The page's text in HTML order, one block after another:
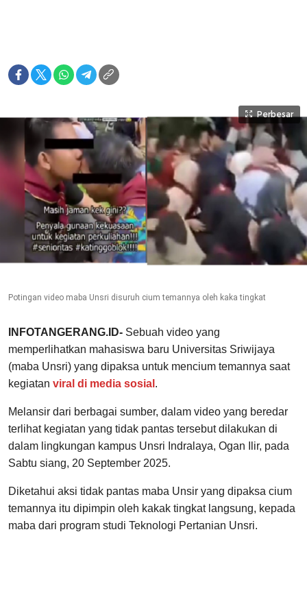
Perbesar
Potingan video maba Unsri disuruh cium temannya oleh kaka tingkat
INFOTANGERANG.ID- Sebuah video yang
memperlihatkan mahasiswa baru Universitas Sriwijaya
(maba Unsri) yang dipaksa untuk mencium temannya saat
kegiatan viral di media sosial .
Melansir dari berbagai sumber, dalam video yang beredar
terlihat kegiatan yang tidak pantas tersebut dilakukan di
dalam lingkungan kampus Unsri Indralaya, Ogan Ilir, pada
Sabtu siang, 20 September 2025.
Diketahui aksi tidak pantas maba Unsir yang dipaksa cium
temannya itu dipimpin oleh kakak tingkat langsung, kepada
maba dari program studi Teknologi Pertanian Unsri.